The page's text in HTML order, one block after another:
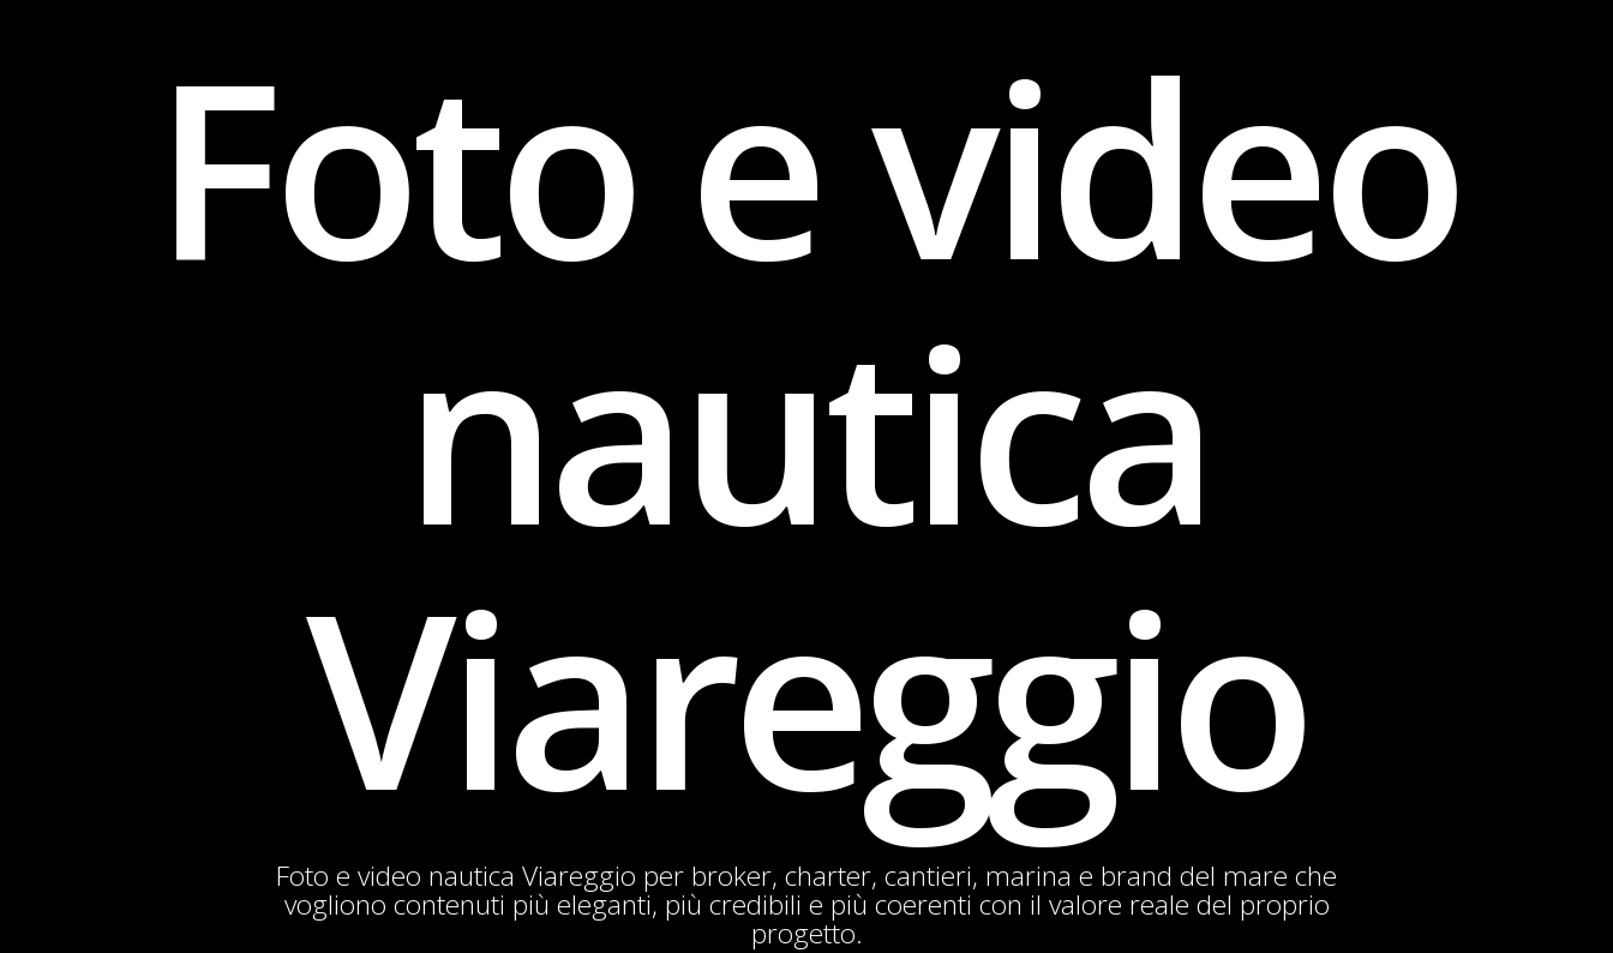
Foto e video
nautica
Viareggio
Foto e video nautica Viareggio per broker, charter, cantieri, marina e brand del mare che
vogliono contenuti più eleganti, più credibili e più coerenti con il valore reale del proprio
progetto.